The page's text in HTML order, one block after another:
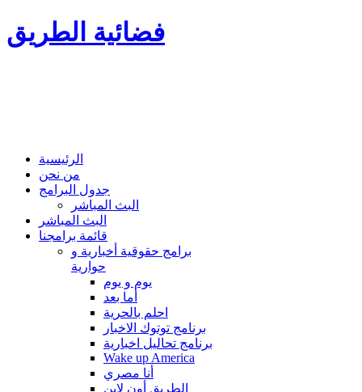
فضائية الطريق
الرئيسية
من نحن
جدول البرامج
البث المباشر
البث المباشر
قائمة برامجنا
برامج حقوقية أخبارية و
حوارية
يوم و يوم
أما بعد
احلم بالحرية
برنامج توتوك الاخبار
برنامج تحاليل اخبارية
Wake up America
أنا مصري
الطريق أون لاين